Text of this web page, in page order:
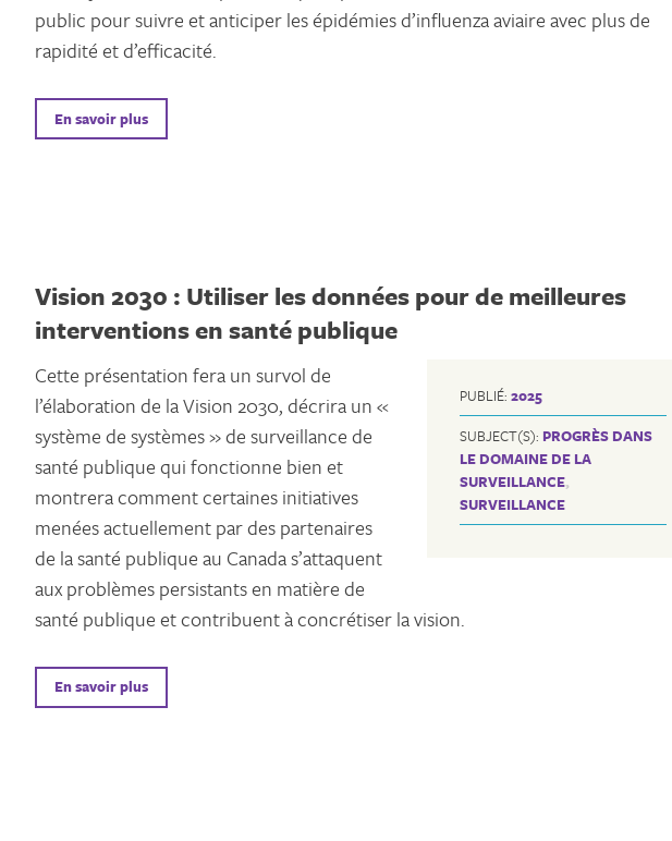
public pour suivre et anticiper les épidémies d’influenza aviaire avec plus de
rapidité et d’efficacité.
En savoir plus
Vision 2030 : Utiliser les données pour de meilleures
interventions en santé publique
PUBLIÉ: 2025
SUBJECT(S): PROGRÈS DANS
LE DOMAINE DE LA
SURVEILLANCE,
SURVEILLANCE
Cette présentation fera un survol de
l’élaboration de la Vision 2030, décrira un «
système de systèmes » de surveillance de
santé publique qui fonctionne bien et
montrera comment certaines initiatives
menées actuellement par des partenaires
de la santé publique au Canada s’attaquent
aux problèmes persistants en matière de
santé publique et contribuent à concrétiser la vision.
En savoir plus